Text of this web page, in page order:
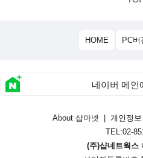
HOME PC버
네이버 메인
About 샵마넷 개인정
TEL:02-
(주)샵네트웍스